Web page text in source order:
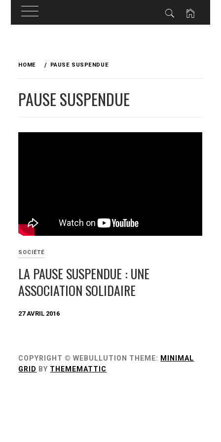
HOME PAUSE SUSPENDUE
PAUSE SUSPENDUE
SOCIÉTÉ
LA PAUSE SUSPENDUE : UNE
ASSOCIATION SOLIDAIRE
27 AVRIL 2016
COPYRIGHT © WEBULLUTION THEME: MINIMAL
GRID BY THEMEMATTIC